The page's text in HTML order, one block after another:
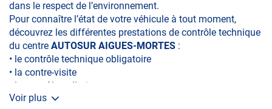
dans le respect de l’environnement.
Pour connaître l’état de votre véhicule à tout moment,
découvrez les différentes prestations de contrôle technique
du centre AUTOSUR AIGUES-MORTES :
• le contrôle technique obligatoire
• la contre-visite
• le contrôle pollution
• le contrôle des véhicules hybrides ou électriques
Voir plus